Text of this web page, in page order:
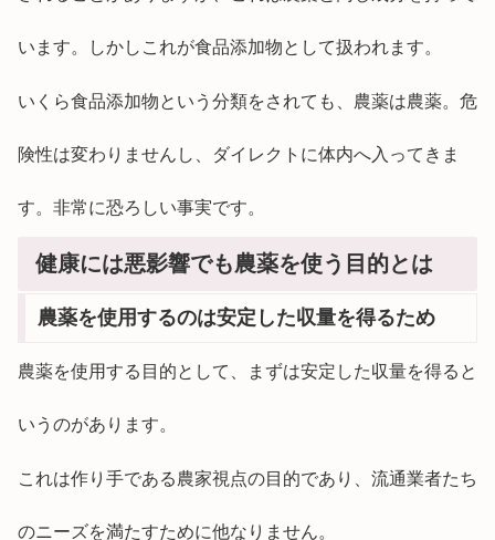
います。しかしこれが食品添加物として扱われます。
いくら食品添加物という分類をされても、農薬は農薬。危
険性は変わりませんし、ダイレクトに体内へ入ってきま
す。非常に恐ろしい事実です。
健康には悪影響でも農薬を使う目的とは
農薬を使用するのは安定した収量を得るため
農薬を使用する目的として、まずは安定した収量を得ると
いうのがあります。
これは作り手である農家視点の目的であり、流通業者たち
のニーズを満たすために他なりません。